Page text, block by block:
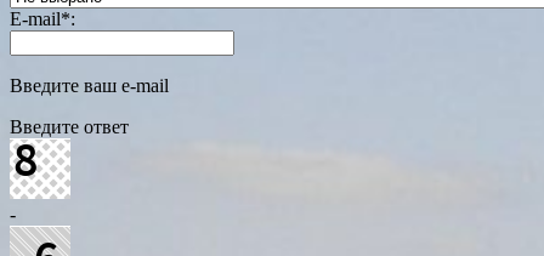
E-mail*:
Введите ваш e-mail
Введите ответ
-